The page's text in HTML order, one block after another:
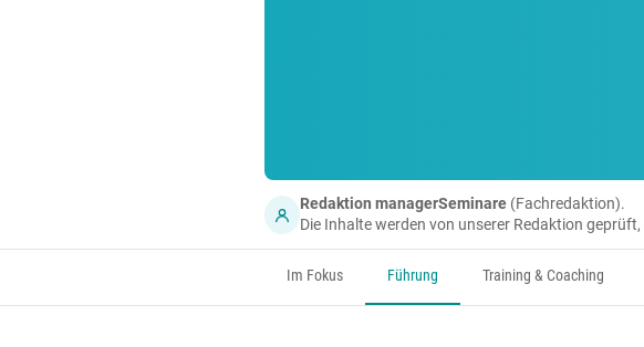
Redaktion managerSeminare (Fachredaktion).
Die Inhalte werden von unserer Redaktion
Im Fokus Führung Training & Coaching